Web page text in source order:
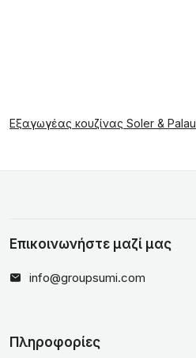
Εξαγωγέας κουζίνας Soler & Palau
Επικοινωνήστε μαζί μας
info@groupsumi.com
Πληροφορίες